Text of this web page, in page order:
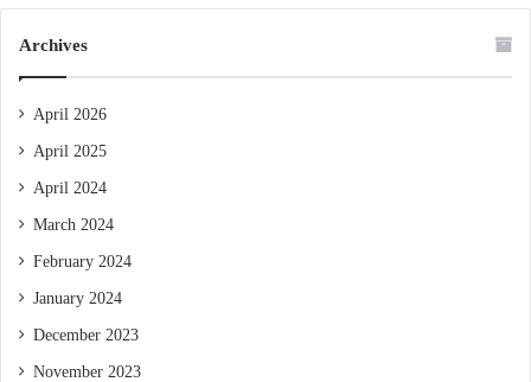
Archives
April 2026
April 2025
April 2024
March 2024
February 2024
January 2024
December 2023
November 2023